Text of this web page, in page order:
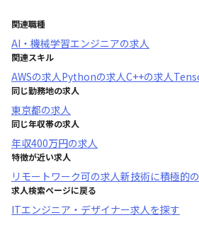
関連職種
AI・機械学習エンジニアの求人
関連スキル
AWSの求人Pythonの求人C++の求人
同じ勤務地の求人
東京都の求人
同じ年収帯の求人
年収400万円の求人
特徴が近い求人
リモートワーク可の求人新技術に積極的
求人検索ページに戻る
ITエンジニア・デザイナー求人を探す